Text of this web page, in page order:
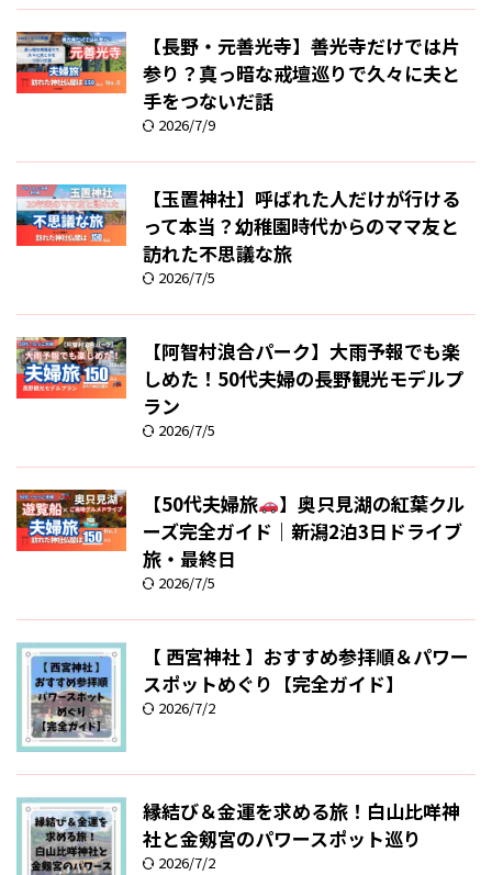
【長野・元善光寺】善光寺だけでは片
参り？真っ暗な戒壇巡りで久々に夫と
手をつないだ話
2026/7/9
【玉置神社】呼ばれた人だけが行ける
って本当？幼稚園時代からのママ友と
訪れた不思議な旅
2026/7/5
【阿智村浪合パーク】大雨予報でも楽
しめた！50代夫婦の長野観光モデルプ
ラン
2026/7/5
【50代夫婦旅
】奥只見湖の紅葉クル
ーズ完全ガイド｜新潟2泊3日ドライブ
旅・最終日
2026/7/5
【 西宮神社 】おすすめ参拝順＆パワー
スポットめぐり【完全ガイド】
2026/7/2
縁結び＆金運を求める旅！白山比咩神
社と金剱宮のパワースポット巡り
2026/7/2